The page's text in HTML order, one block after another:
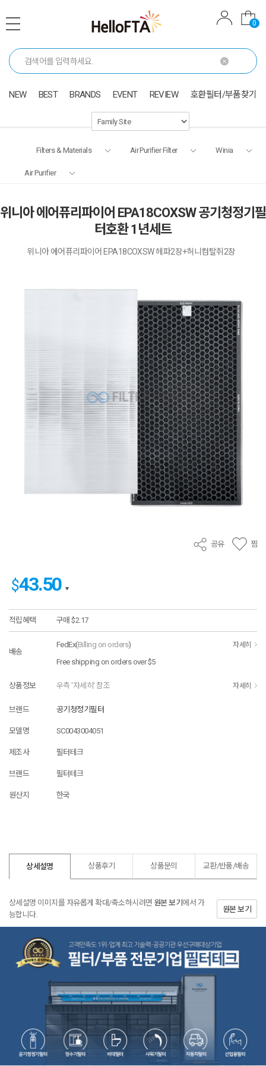
0
NEW BEST BRANDS EVENT REVIEW 호환필터/부품찾기
Filters & Materials Air Purifier Filter Winia
Air Purifier
위니아 에어퓨리파이어 EPA18COXSW 공기청정기필
터호환 1년세트
위니아 에어퓨리파이어 EPA18COXSW 헤파2장+허니컴탈취2장
공유 찜
$43.50
적립혜택 구매 $2.17
배송
FedEx(Billing on orders) 자세히
Free shipping on orders over $5
상품정보 우측 '자세히' 참조 자세히
브랜드 공기청정기필터
모델명 SC0043004051
제조사 필터테크
브랜드 필터테크
원산지 한국
상세설명 상품후기 상품문의 교환/반품/배송
상세설명 이미지를 자유롭게 확대/축소하시려면 원본 보기 에서 가
능합니다.
원본 보기